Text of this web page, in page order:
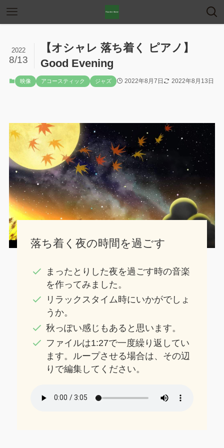
【オシャレ 落ち着く ピアノ】
Good Evening
2022
8/13
映像 アコースティック ジャズ 2022年8月7日 2022年8月13日
落ち着く夜の時間を過ごす
まったとりした夜を過ごす時の音楽
を作ってみました。
リラックスタイム時にいかがでしょ
うか。
秋っぽい感じもあると思います。
ファイルは1:27で一度繰り返してい
ます。ループさせる場合は、その辺
りで編集してください。